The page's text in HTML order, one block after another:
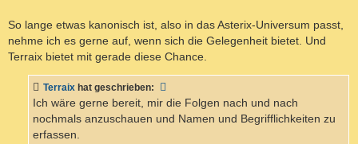
So lange etwas kanonisch ist, also in das Asterix-Universum passt,
nehme ich es gerne auf, wenn sich die Gelegenheit bietet. Und
Terraix bietet mit gerade diese Chance.
Terraix hat geschrieben:
Ich wäre gerne bereit, mir die Folgen nach und nach
nochmals anzuschauen und Namen und Begrifflichkeiten zu
erfassen.